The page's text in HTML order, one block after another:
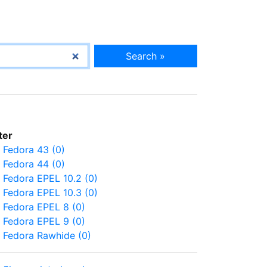
Search »
Fedora 43 (0)
Fedora 44 (0)
Fedora EPEL 10.2 (0)
Fedora EPEL 10.3 (0)
Fedora EPEL 8 (0)
Fedora EPEL 9 (0)
Fedora Rawhide (0)